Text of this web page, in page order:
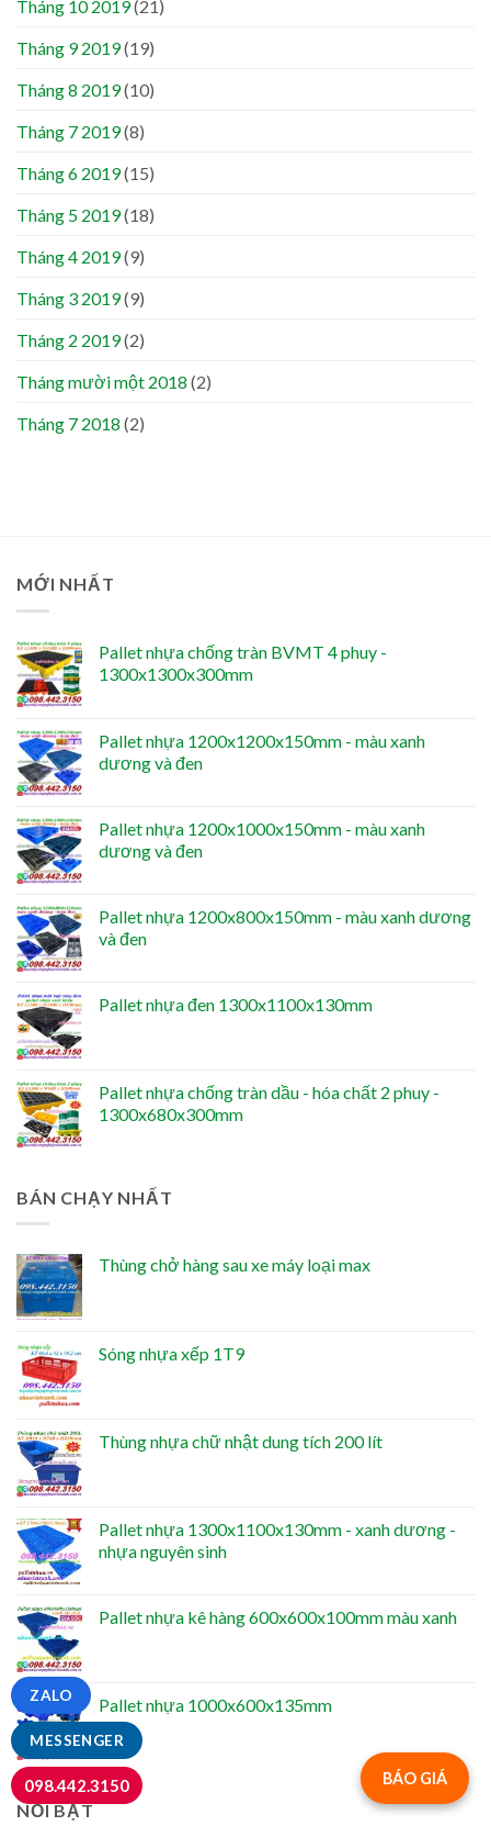
Tháng 10 2019(21)
Tháng 9 2019(19)
Tháng 8 2019(10)
Tháng 7 2019(8)
Tháng 6 2019(15)
Tháng 5 2019(18)
Tháng 4 2019(9)
Tháng 3 2019(9)
Tháng 2 2019(2)
Tháng mười một 2018 (2)
Tháng 7 2018 (2)
MỚI NHẤT
Pallet nhựa chống tràn BVMT 4 phuy -
1300x1300x300mm
Pallet nhựa 1200x1200x150mm - màu xanh
dương và đen
Pallet nhựa 1200x1000x150mm - màu xanh
dương và đen
Pallet nhựa 1200x800x150mm - màu xanh dương
và đen
Pallet nhựa đen 1300x1100x130mm
Pallet nhựa chống tràn dầu - hóa chất 2 phuy -
1300x680x300mm
BÁN CHẠY NHẤT
Thùng chở hàng sau xe máy loại max
Sóng nhựa xếp 1T9
Thùng nhựa chữ nhật dung tích 200 lít
Pallet nhựa 1300x1100x130mm - xanh dương -
nhựa nguyên sinh
Pallet nhựa kê hàng 600x600x100mm màu xanh
Pallet nhựa 1000x600x135mm
NỔI BẬT
BÁO GIÁ
MESSENGER
ZALO
098.442.3150